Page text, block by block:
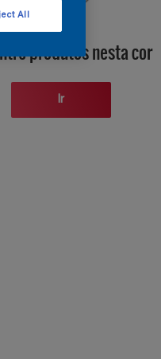
produtos nesta cor
Ir
All